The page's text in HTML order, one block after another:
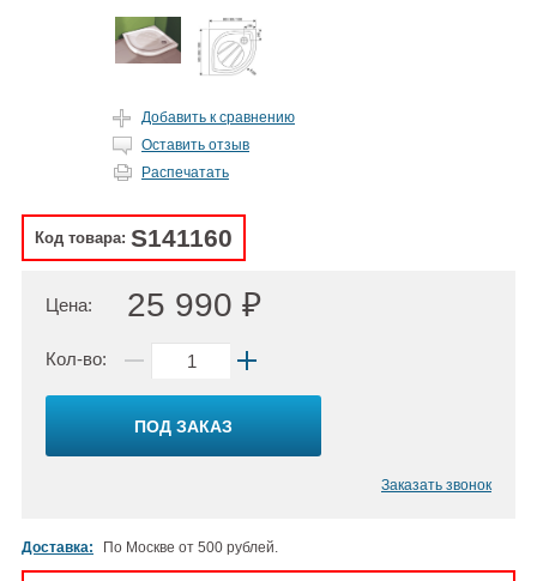
Добавить к сравнению
Оставить отзыв
Распечатать
Код товара: S141160
Цена: 25 990 ₽
Кол-во:
ПОД ЗАКАЗ
Заказать звонок
Доставка: По Москве от 500 рублей.